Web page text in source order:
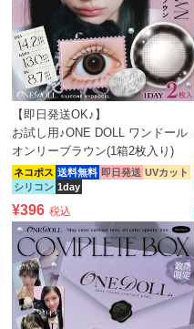
【即日発送OK♪】
お試し用♪ONE DOLL ワンドール
オンリーブラウン(1箱2枚入り)
ネコポス 送料無料 即日発送 UVカット
シリコン 1day
¥396 税込